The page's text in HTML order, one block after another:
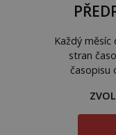
Každý měsíc
stran
časopisu